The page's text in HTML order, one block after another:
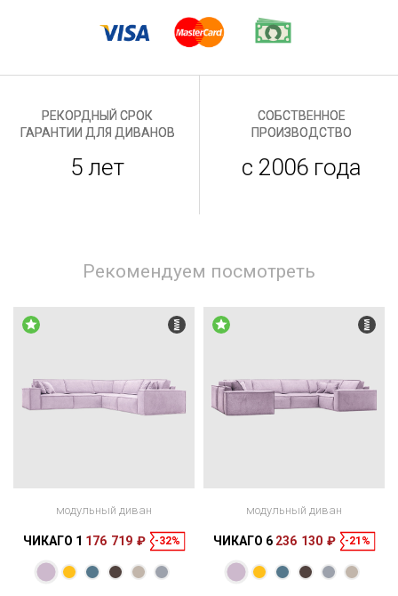
РЕКОРДНЫЙ СРОК
ГАРАНТИИ ДЛЯ ДИВАНОВ
5 лет
СОБСТВЕННОЕ
ПРОИЗВОДСТВО
с 2006 года
Рекомендуем посмотреть
модульный диван
ЧИКАГО 1 176 719 ₽ -32%
модульный диван
ЧИКАГО 6 236 130 ₽ -21%